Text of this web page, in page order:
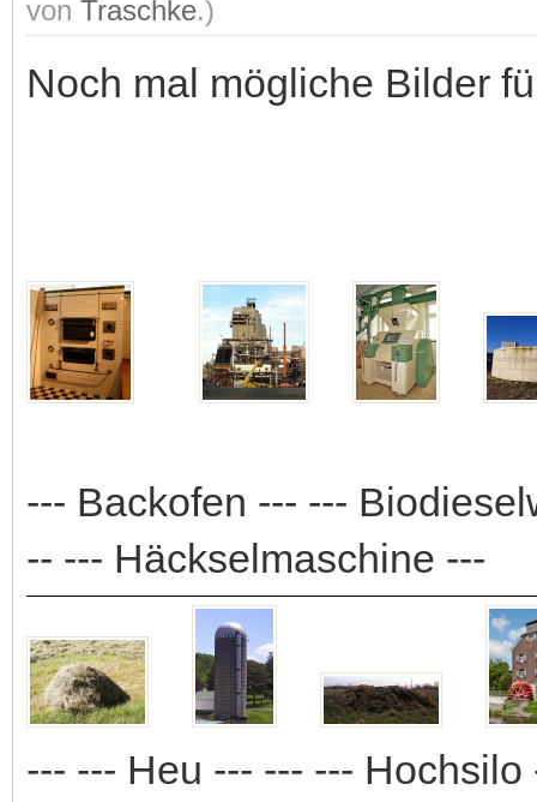
von Traschke.)
Noch mal mögliche Bilder
--- Backofen --- ---
-- --- Häckselmaschine ---
--- --- Heu --- --- ---